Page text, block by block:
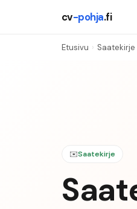
cv-pohja.fi
Etusivu › Saatekirje
✉️Saatekirje